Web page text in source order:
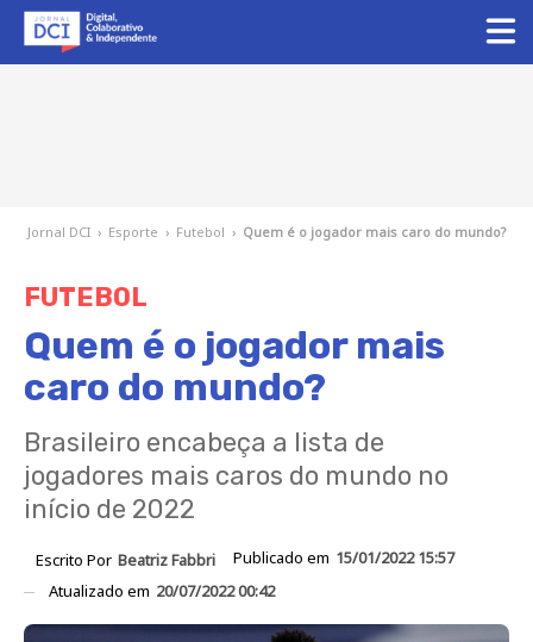
Jornal DCI › Esporte › Futebol › Quem é o jogador mais caro do mundo?
FUTEBOL
Quem é o jogador mais
caro do mundo?
Brasileiro encabeça a lista de
jogadores mais caros do mundo no
início de 2022
Escrito Por Beatriz Fabbri Publicado em 15/01/2022 15:57
Atualizado em 20/07/2022 00:42